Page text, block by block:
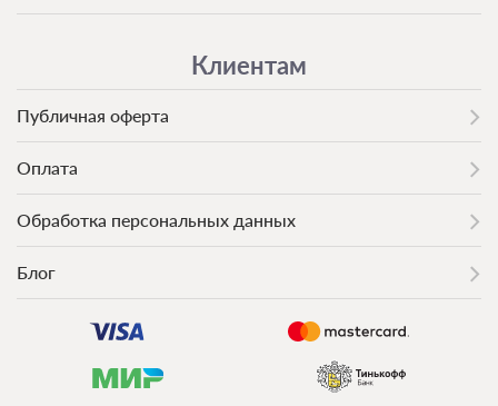
Клиентам
Публичная оферта
Оплата
Обработка персональных данных
Блог